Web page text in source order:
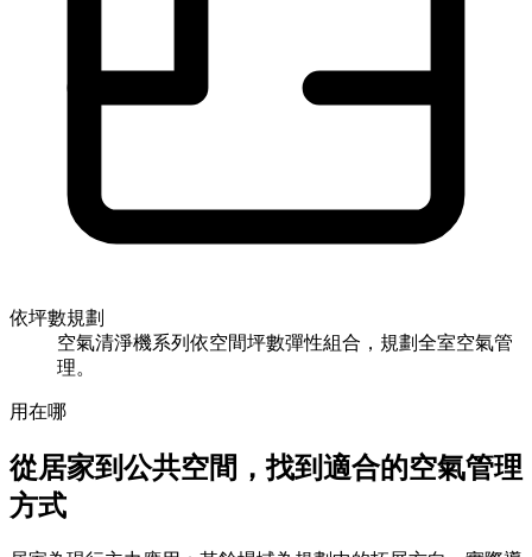
依坪數規劃
空氣清淨機系列依空間坪數彈性組合，規劃全室空氣管
理。
用在哪
從居家到公共空間，找到適合的空氣管理
方式